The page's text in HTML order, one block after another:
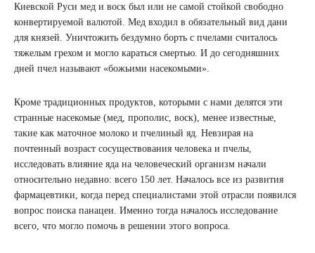
Киевской Руси мед и воск был или не самой стойкой свободно
конвертируемой валютой. Мед входил в обязательный вид дани
для князей. Уничтожить бездумно борть с пчелами считалось
тяжелым грехом и могло караться смертью. И до сегодняшних
дней пчел называют «божьими насекомыми».
Кроме традиционных продуктов, которыми с нами делятся эти
странные насекомые (мед, прополис, воск), менее известные,
такие как маточное молоко и пчелиный яд. Невзирая на
почтенный возраст сосуществования человека и пчелы,
исследовать влияние яда на человеческий организм начали
относительно недавно: всего 150 лет. Началось все из развития
фармацевтики, когда перед специалистами этой отрасли появился
вопрос поиска панацеи. Именно тогда началось исследование
всего, что могло помочь в решении этого вопроса.